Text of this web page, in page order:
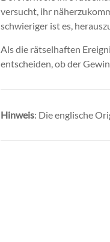
versucht, ihr
schwieriger ist es,
Als die rätselhaften
entscheiden, ob der
Hinweis: Die englische